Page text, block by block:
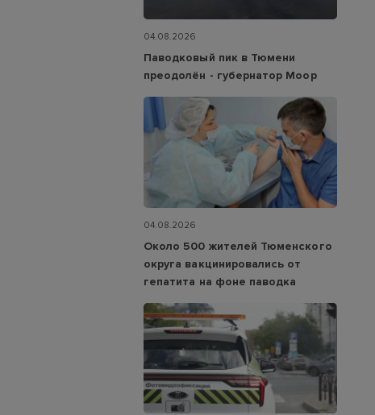
04.08.2026
Паводковый пик в Тюмени
преодолён - губернатор Моор
04.08.2026
Около 500 жителей Тюменского
округа вакцинировались от
гепатита на фоне паводка